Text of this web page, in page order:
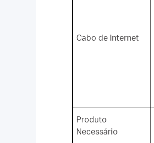
Cabo de Internet
Produto
Necessário